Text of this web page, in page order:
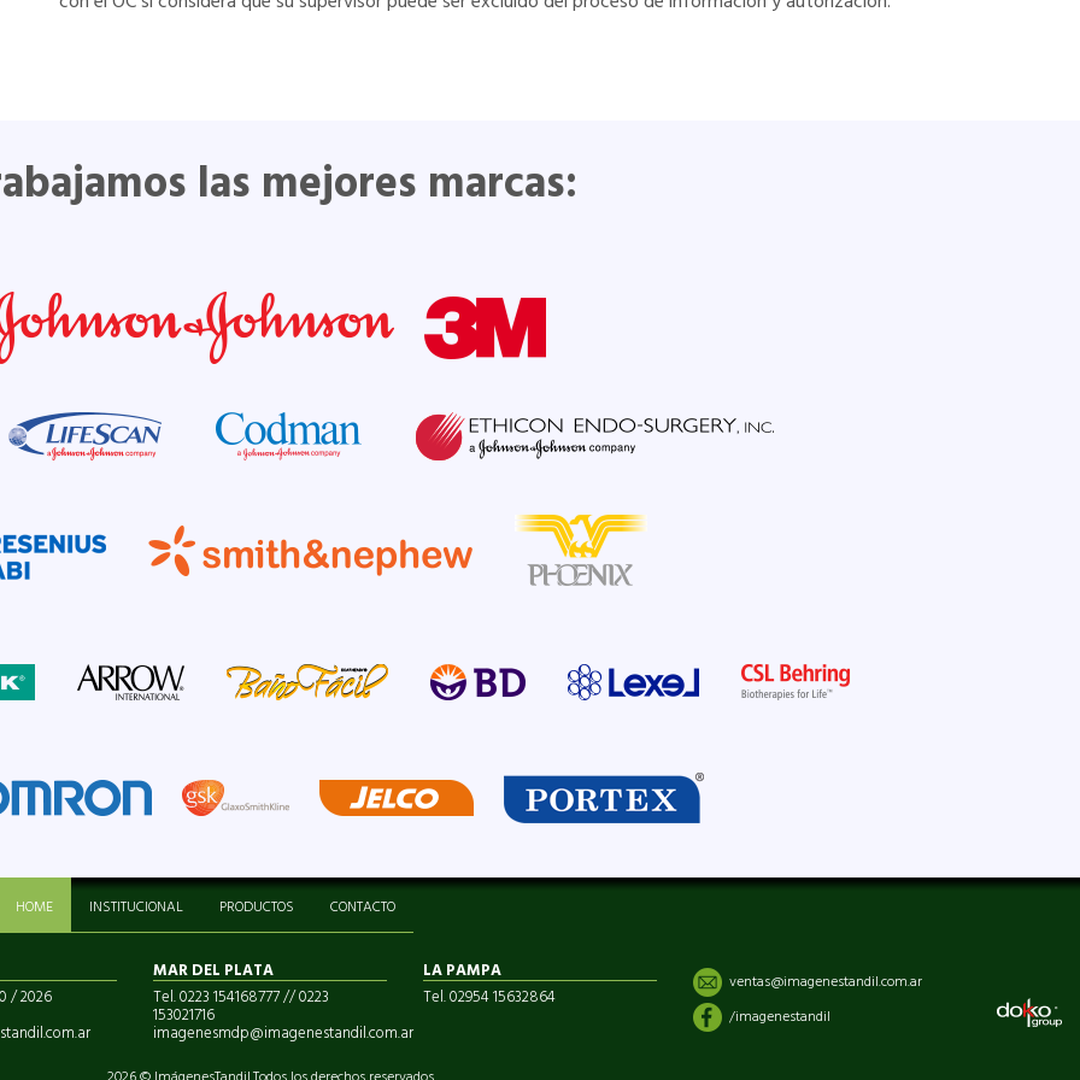
las mejores marcas:
HOME INSTITUCIONAL PRODUCTOS CONTACTO
/ 2026
MAR DEL PLATA
Tel. 0223 154168777 // 0223
153021716
imagenesmdp@imagenestandil.com.ar
LA PAMPA
Tel. 02954 15632864
ventas@imagenestandil.com.ar
/imagenestandil